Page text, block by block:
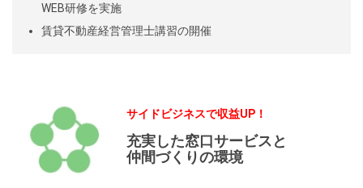
WEB研修を実施
賃貸不動産経営管理士講習の開催
サイドビジネスで収益UP！
充実した窓口サービスと
仲間づくりの環境